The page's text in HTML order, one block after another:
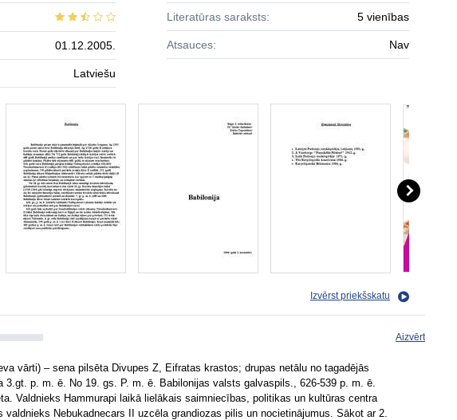
01.12.2005.
Latviešu
Literatūras saraksts: 5 vienības
Atsauces: Nav
Izvērst priekšskatu
Aizvērt
vārti) – sena pilsēta Divupes Z, Eifratas krastos; drupas netālu no tagadējās
3.gt. p. m. ē. No 19. gs. P. m. ē. Babilonijas valsts galvaspils., 626-539 p. m. ē.
Valdnieks Hammurapi laikā lielākais saimniecības, politikas un kultūras centra
valdnieks Nebukadnecars II uzcēla grandiozas pilis un nocietinājumus. Sākot ar 2.